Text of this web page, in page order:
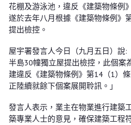
花棚及游泳池，違反《建築物條例
遂於去年八月根據《建築物條例》
提出檢控。
屋宇署發言人今日（九月五日）說:
半島30幢獨立屋提出檢控，此個案
建違反《建築物條例》第14（1）
正陸續就餘下個案展開聆訊。」
發言人表示，業主在物業進行建築
築專業人士的意見，確保建築工程